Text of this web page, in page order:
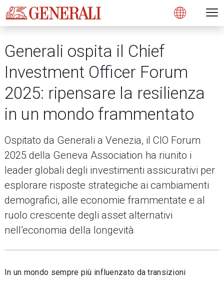
Open
Generali ospita il Chief
Investment Officer Forum
2025: ripensare la resilienza
in un mondo frammentato
Ospitato da Generali a Venezia, il CIO Forum
2025 della Geneva Association ha riunito i
leader globali degli investimenti assicurativi per
esplorare risposte strategiche ai cambiamenti
demografici, alle economie frammentate e al
ruolo crescente degli asset alternativi
nell’economia della longevità
In un mondo sempre più influenzato da transizioni